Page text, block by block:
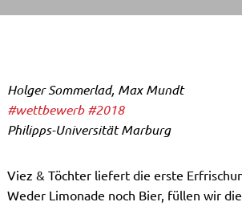
Holger Sommerlad, Max Mundt
#wettbewerb #2018
Philipps-Universität Marburg
Viez & Töchter liefert die erste
Weder Limonade noch Bier, füllen wir